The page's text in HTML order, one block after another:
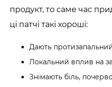
продукт, то саме час
ці патчі такі хороші:
Дають
Локальний вплив на
Знімають біль,